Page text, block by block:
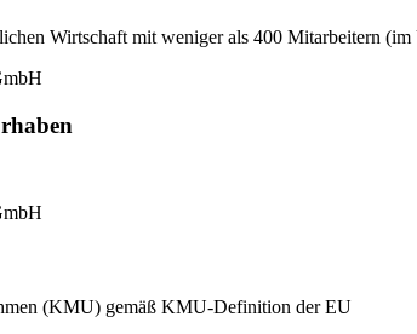
Wirtschaft mit weniger als 400 Mitarbeitern (im
(KMU) gemäß KMU-Definition der EU